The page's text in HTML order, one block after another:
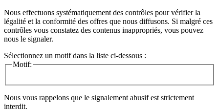
Nous effectuons systématiquement des contrôles pour vérifier la
légalité et la conformité des offres que nous diffusons. Si malgré ces
contrôles vous constatez des contenus inappropriés, vous pouvez
nous le signaler.
Sélectionnez un motif dans la liste ci-dessous :
Motif:
Nous vous rappelons que le signalement abusif est strictement
interdit.